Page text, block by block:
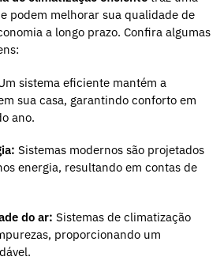
podem melhorar sua qualidade de
a longo prazo. Confira algumas
sistema eficiente mantém a
sua casa, garantindo conforto em
ano.
Sistemas modernos são projetados
energia, resultando em contas de
do ar: Sistemas de climatização
proporcionando um